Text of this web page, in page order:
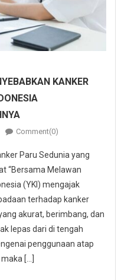
KANKER
Comment(0)
Paru Sedunia yang
“Bersama Melawan
(YKI) mengajak
terhadap kanker
akurat, berimbang, dan
lepas dari di tengah
penggunaan atap
[…]